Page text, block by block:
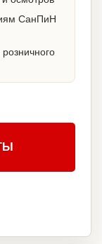
СанПиН
розничного